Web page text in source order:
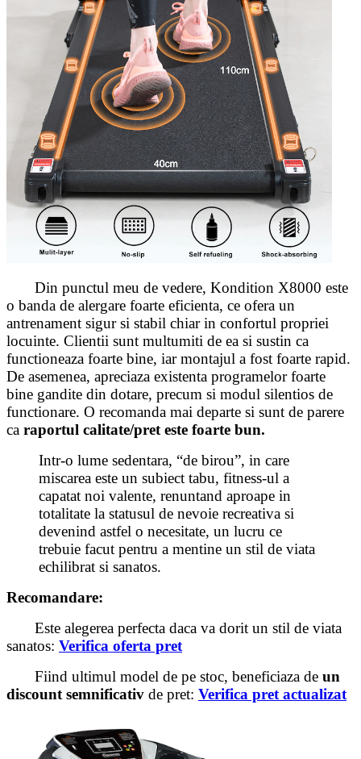
Din punctul meu de vedere, Kondition X8000 este
o banda de alergare foarte eficienta, ce ofera un
antrenament sigur si stabil chiar in confortul propriei
locuinte. Clientii sunt multumiti de ea si sustin ca
functioneaza foarte bine, iar montajul a fost foarte rapid.
De asemenea, apreciaza existenta programelor foarte
bine gandite din dotare, precum si modul silentios de
functionare. O recomanda mai departe si sunt de parere
ca raportul calitate/pret este foarte bun.
Intr-o lume sedentara, “de birou”, in care
miscarea este un subiect tabu, fitness-ul a
capatat noi valente, renuntand aproape in
totalitate la statusul de nevoie recreativa si
devenind astfel o necesitate, un lucru ce
trebuie facut pentru a mentine un stil de viata
echilibrat si sanatos.
Recomandare:
Este alegerea perfecta daca va dorit un stil de viata
sanatos: Verifica oferta pret
Fiind ultimul model de pe stoc, beneficiaza de un
discount semnificativ de pret: Verifica pret actualizat